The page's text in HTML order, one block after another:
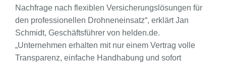
Nachfrage nach flexiblen Versicherungslösungen für
den professionellen Drohneneinsatz“, erklärt Jan
Schmidt, Geschäftsführer von helden.de.
„Unternehmen erhalten mit nur einem Vertrag volle
Transparenz, einfache Handhabung und sofort